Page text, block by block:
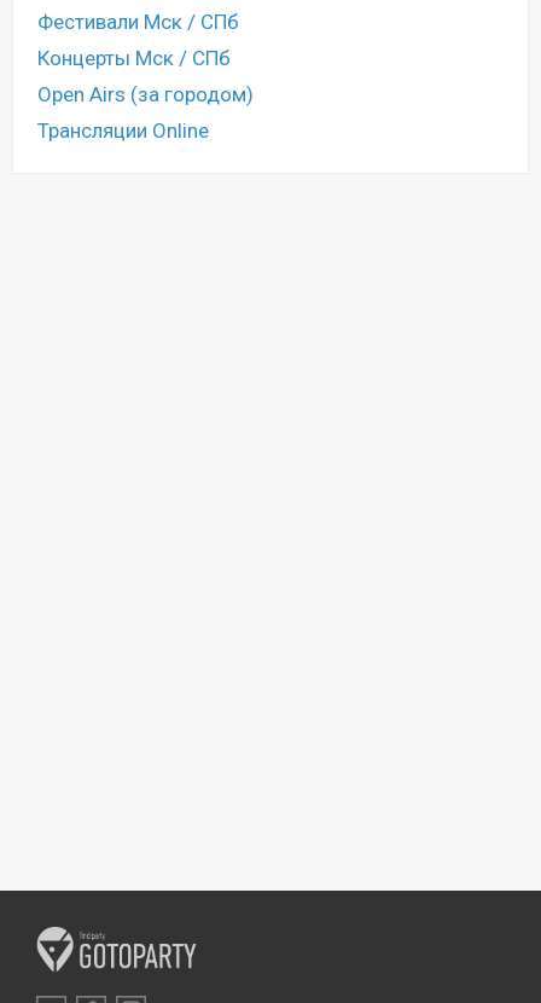
Фестивали Мск / СПб
Концерты Мск / СПб
Open Airs (за городом)
Трансляции Online